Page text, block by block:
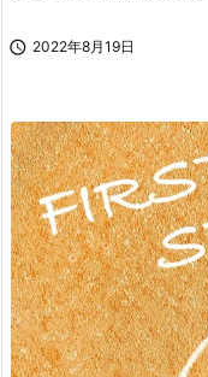
 2022年8月19日